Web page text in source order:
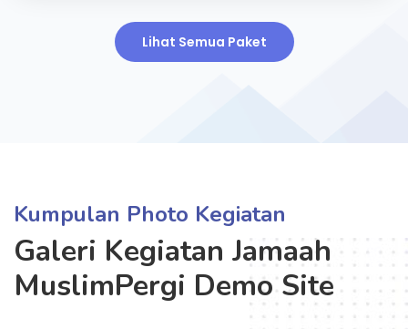
Lihat Semua Paket
Kumpulan Photo Kegiatan
Galeri Kegiatan Jamaah
MuslimPergi Demo Site